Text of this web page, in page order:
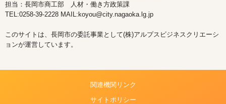
担当：長岡市商工部 人材・働き方政策課
TEL:0258-39-2228 MAIL:koyou@city.nagaoka.lg.jp
このサイトは、長岡市の委託事業として(株)アルプスビジネスクリエーシ
ョンが運営しています。
関連機関リンク
サイトポリシー